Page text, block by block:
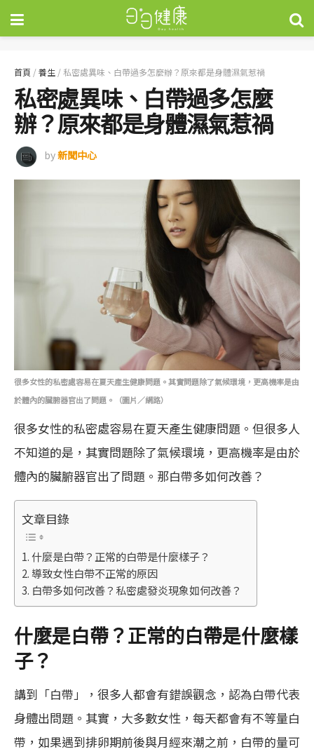
首頁 /養生 / 私密處異味、白帶過多怎麼辦？原來都是身體濕氣惹禍
私密處異味、白帶過多怎麼
辦？原來都是身體濕氣惹禍
by新聞中心
很多女性的私密處容易在夏天產生健康問題。其實問題除了氣候環境，更高機率是由
於體內的臟腑器官出了問題。（圖片／網路）
很多女性的私密處容易在夏天產生健康問題。但很多人
不知道的是，其實問題除了氣候環境，更高機率是由於
體內的臟腑器官出了問題。那白帶多如何改善？
文章目錄
什麼是白帶？正常的白帶是什麼樣子？
導致女性白帶不正常的原因
白帶多如何改善？私密處發炎現象如何改善？
什麼是白帶？正常的白帶是什麼樣
子？
講到「白帶」，很多人都會有錯誤觀念，認為白帶代表
身體出問題。其實，大多數女性，每天都會有不等量白
帶，如果遇到排卵期前後與月經來潮之前，白帶的量可